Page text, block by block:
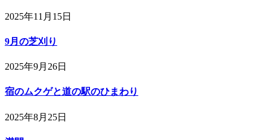
2025年11月15日
9月の芝刈り
2025年9月26日
宿のムクゲと道の駅のひまわり
2025年8月25日